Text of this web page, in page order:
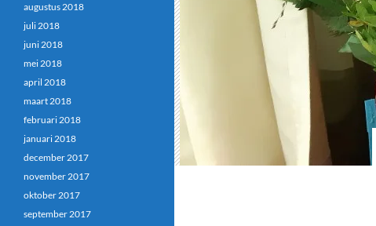
augustus 2018
juli 2018
juni 2018
mei 2018
april 2018
maart 2018
februari 2018
januari 2018
december 2017
november 2017
oktober 2017
september 2017